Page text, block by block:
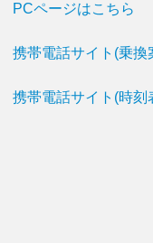
PCページはこちら
携帯電話サイト(乗換
携帯電話サイト(時刻